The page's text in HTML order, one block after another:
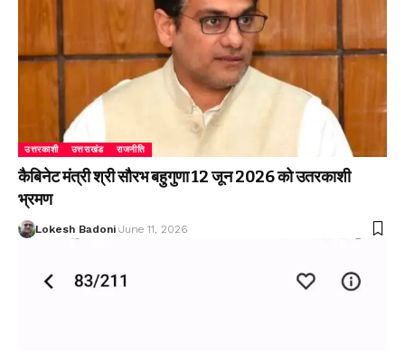
उत्तरकाशी उत्तराखंड राजनीति
कैबिनेट मंत्री श्री सौरभ बहुगुणा 12 जून 2026 को उतरकाशी
भ्रमण
Lokesh Badoni June 11, 2026